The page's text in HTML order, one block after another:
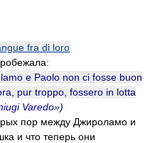
fra di loro
e Paolo non ci fosse buon
pur troppo, fossero in lotta
Varedo»)
пор между Джироламо и
и что теперь они